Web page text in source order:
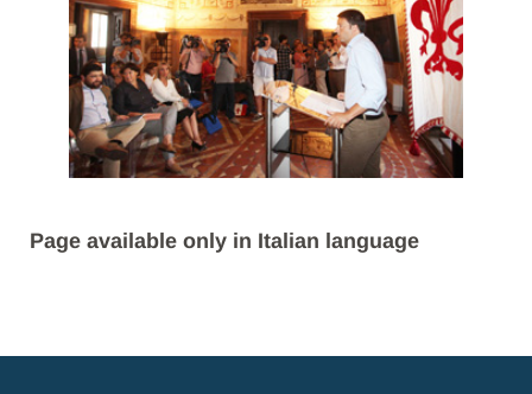
Page available only in Italian language